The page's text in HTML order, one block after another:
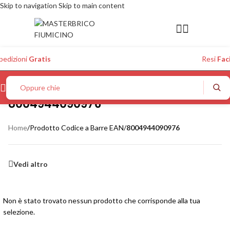
Skip to navigation Skip to main content
Gratis Resi
Oppure chiedi a
8004944090976
Home/Prodotto Codice a Barre EAN/8004944090976
Vedi altro
Non è stato trovato nessun prodotto che corrisponde alla tua
selezione.